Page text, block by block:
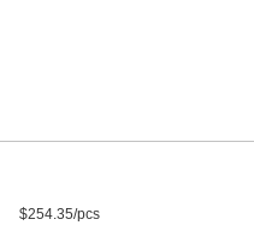
$254.35/pcs